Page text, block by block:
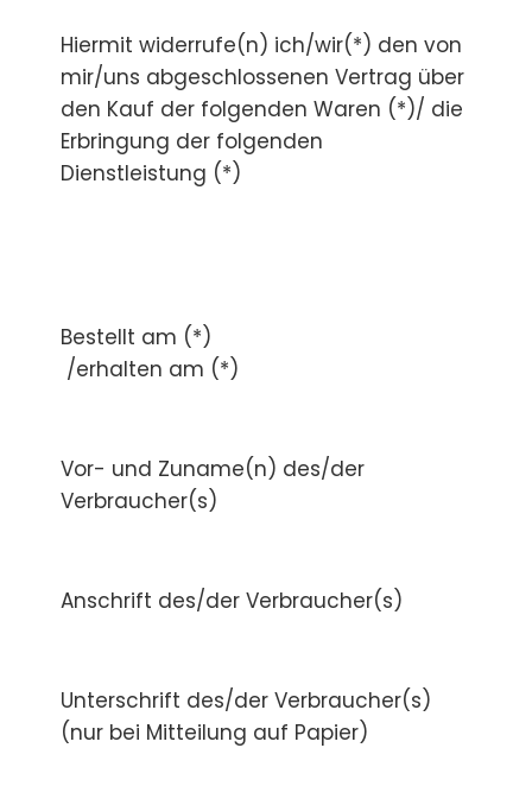
Hiermit widerrufe(n) ich/wir(*) den von
mir/uns abgeschlossenen Vertrag über
den Kauf der folgenden Waren (*)/ die
Erbringung der folgenden
Dienstleistung (*)
Bestellt am (*)
/erhalten am (*)
Vor- und Zuname(n) des/der
Verbraucher(s)
Anschrift des/der Verbraucher(s)
Unterschrift des/der Verbraucher(s)
(nur bei Mitteilung auf Papier)